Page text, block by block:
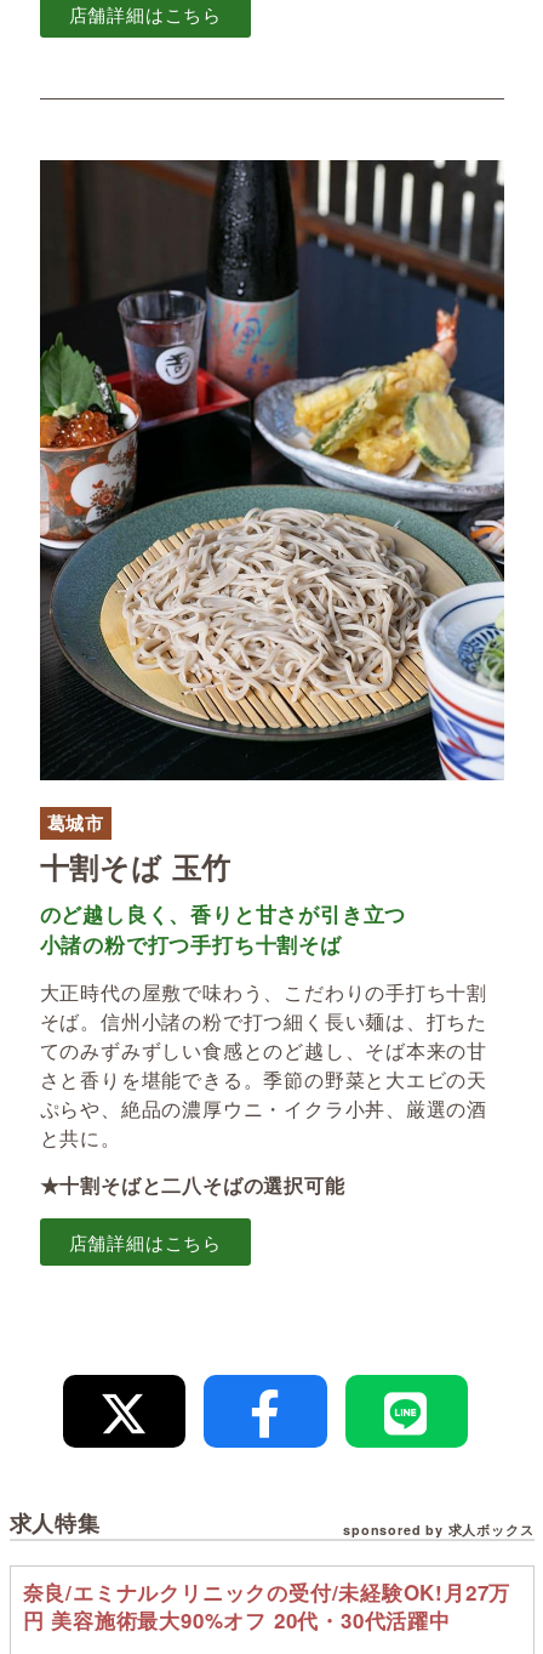
店舗詳細はこちら
葛城市
十割そば 玉竹
のど越し良く、香りと甘さが引き立つ
小諸の粉で打つ手打ち十割そば
大正時代の屋敷で味わう、こだわりの手打ち十割
そば。信州小諸の粉で打つ細く長い麺は、打ちた
てのみずみずしい食感とのど越し、そば本来の甘
さと香りを堪能できる。季節の野菜と大エビの天
ぷらや、絶品の濃厚ウニ・イクラ小丼、厳選の酒
と共に。
★十割そばと二八そばの選択可能
店舗詳細はこちら
求人特集 sponsored by 求人ボックス
奈良/エミナルクリニックの受付/未経験OK!月27万
円 美容施術最大90%オフ 20代・30代活躍中